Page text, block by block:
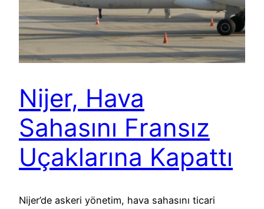
Nijer, Hava
Sahasını Fransız
Uçaklarına Kapattı
Nijer’de askeri yönetim, hava sahasını ticari